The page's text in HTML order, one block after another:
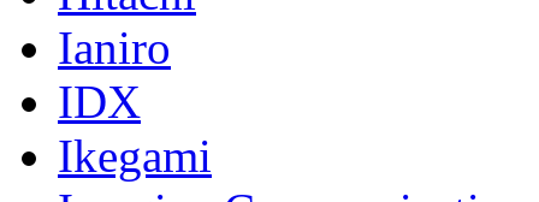
Ianiro
IDX
Ikegami